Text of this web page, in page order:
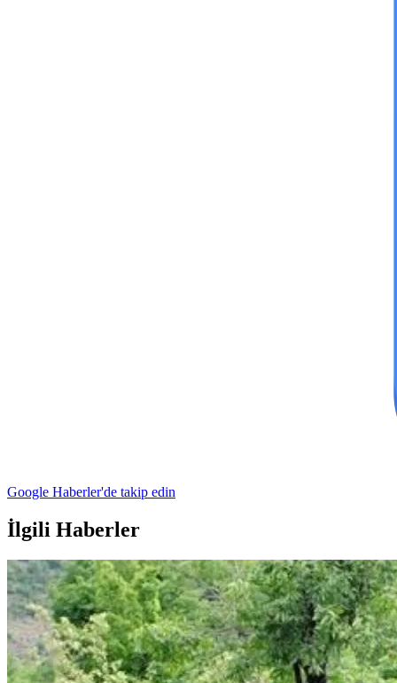
Google Haberler'de takip edin
İlgili Haberler